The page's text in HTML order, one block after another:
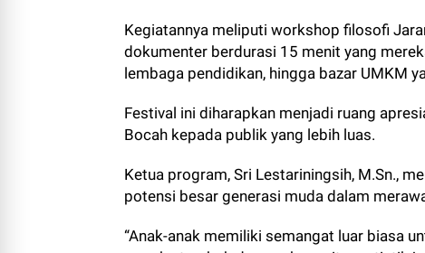
Kegiatannya meliputi workshop filosofi
dokumenter berdurasi 15 menit yang
lembaga pendidikan, hingga bazar UMKM
Festival ini diharapkan menjadi ruang
Bocah kepada publik yang lebih luas.
Ketua program, Sri Lestariningsih, M.Sn.,
potensi besar generasi muda dalam
“Anak-anak memiliki semangat luar biasa